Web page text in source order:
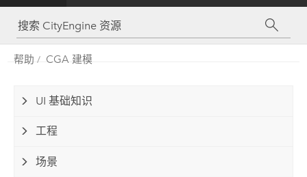
帮助
CGA
帮助 CGA 建模
UI 基础知识
工程
场景